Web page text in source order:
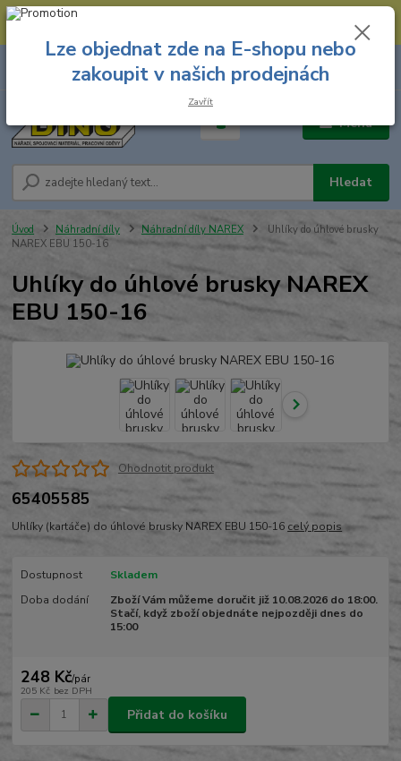
--- Spojovací materiál: 774 431 045 --- Prodejna nářadí: 731 449 423 --
Menu
Hledat
8.00 hod. - 16.00 hod.
za
Úvod Náhradní díly Náhradní díly NAREX
Uhlíky do úhlové brusky
NAREX EBU 150-16
Uhlíky do úhlové brusky NAREX
EBU 150-16
Ohodnotit produkt
65405585
Uhlíky (kartáče) do úhlové brusky NAREX EBU 150-16 celý popis
Dostupnost
Skladem
Doba dodání
Zboží Vám můžeme doručit již 10.08.2026 do 18:00.
Stačí, když zboží objednáte nejpozději dnes do
15:00
248 Kč/pár
205 Kč bez DPH
Přidat do košíku
Lze objednat zde na E-shopu nebo
zakoupit v našich prodejnách
Zavřít